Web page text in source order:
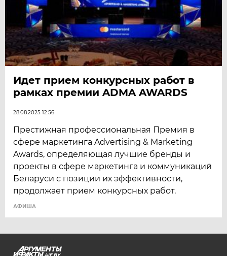
Идет прием конкурсных работ в
рамках премии ADMA AWARDS
28.08.2025 12:56
Престижная профессиональная Премия в
сфере маркетинга Advertising & Marketing
Awards, определяющая лучшие бренды и
проекты в сфере маркетинга и коммуникаций
Беларуси с позиции их эффективности,
продолжает прием конкурсных работ.
АФИША
AIF.BY